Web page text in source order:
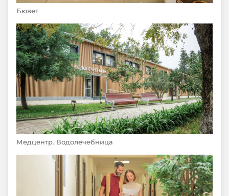
Бювет
Медцентр. Водолечебница